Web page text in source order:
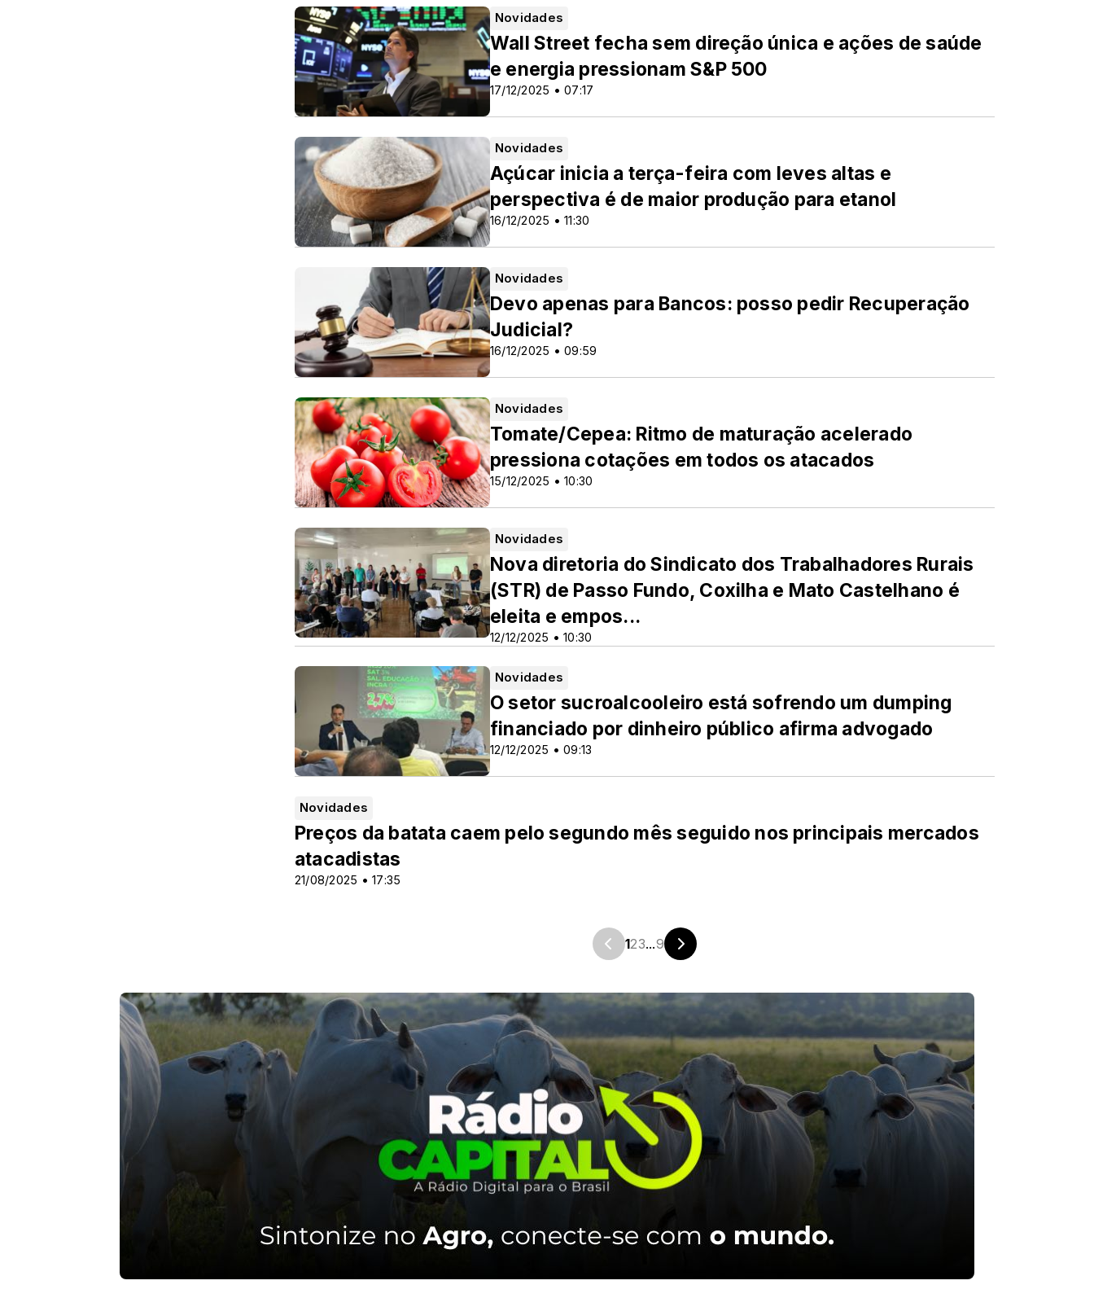
Novidades
17/12/2025 • 07:17
Wall Street fecha sem direção única e ações de saúde
e energia pressionam S&P 500
Novidades
16/12/2025 • 11:30
Açúcar inicia a terça-feira com leves altas e
perspectiva é de maior produção para etanol
Novidades
16/12/2025 • 09:59
Devo apenas para Bancos: posso pedir Recuperação
Judicial?
Novidades
15/12/2025 • 10:30
Tomate/Cepea: Ritmo de maturação acelerado
pressiona cotações em todos os atacados
Novidades
12/12/2025 • 10:30
Nova diretoria do Sindicato dos Trabalhadores Rurais
(STR) de Passo Fundo, Coxilha e Mato Castelhano é
eleita e empos...
Novidades
12/12/2025 • 09:13
O setor sucroalcooleiro está sofrendo um dumping
financiado por dinheiro público afirma advogado
Novidades
21/08/2025 • 17:35
Preços da batata caem pelo segundo mês seguido nos principais mercados
atacadistas
123...9